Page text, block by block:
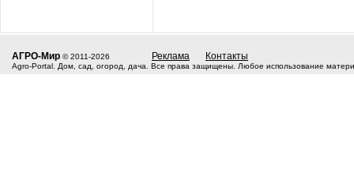
АГРО-Мир © 2011-2026 Реклама Контакты
Agro-Portal. Дом, сад, огород, дача. Все права защищены. Любое использование